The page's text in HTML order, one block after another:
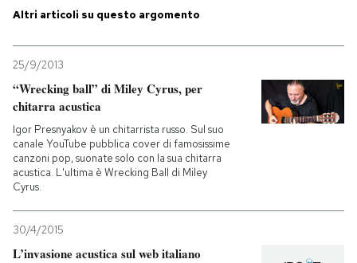
NEWSLETTER
I MIEI PREFERITI
SHOP
CALENDARIO
AREA PERSONALE
Altri articoli su questo argomento
25/9/2013
“Wrecking ball” di Miley Cyrus, per
chitarra acustica
Igor Presnyakov è un chitarrista russo. Sul suo
canale YouTube pubblica cover di famosissime
canzoni pop, suonate solo con la sua chitarra
acustica. L'ultima è Wrecking Ball di Miley
Cyrus.
30/4/2015
L’invasione acustica sul web italiano